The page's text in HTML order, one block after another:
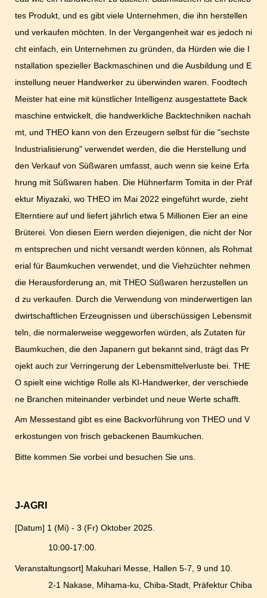
tes Produkt, und es gibt viele Unternehmen, die ihn herstellen
und verkaufen möchten. In der Vergangenheit war es jedoch ni
cht einfach, ein Unternehmen zu gründen, da Hürden wie die I
nstallation spezieller Backmaschinen und die Ausbildung und E
instellung neuer Handwerker zu überwinden waren. Foodtech
Meister hat eine mit künstlicher Intelligenz ausgestattete Back
maschine entwickelt, die handwerkliche Backtechniken nachah
mt, und THEO kann von den Erzeugern selbst für die "sechste
Industrialisierung" verwendet werden, die die Herstellung und
den Verkauf von Süßwaren umfasst, auch wenn sie keine Erfa
hrung mit Süßwaren haben. Die Hühnerfarm Tomita in der Präf
ektur Miyazaki, wo THEO im Mai 2022 eingeführt wurde, zieht
Elterntiere auf und liefert jährlich etwa 5 Millionen Eier an eine
Brüterei. Von diesen Eiern werden diejenigen, die nicht der Nor
m entsprechen und nicht versandt werden können, als Rohmat
erial für Baumkuchen verwendet, und die Viehzüchter nehmen
die Herausforderung an, mit THEO Süßwaren herzustellen un
d zu verkaufen. Durch die Verwendung von minderwertigen lan
dwirtschaftlichen Erzeugnissen und überschüssigen Lebensmit
teln, die normalerweise weggeworfen würden, als Zutaten für
Baumkuchen, die den Japanern gut bekannt sind, trägt das Pr
ojekt auch zur Verringerung der Lebensmittelverluste bei. THE
O spielt eine wichtige Rolle als KI-Handwerker, der verschiede
ne Branchen miteinander verbindet und neue Werte schafft.
Am Messestand gibt es eine Backvorführung von THEO und V
erkostungen von frisch gebackenen Baumkuchen.
Bitte kommen Sie vorbei und besuchen Sie uns.
J-AGRI
[Datum] 1 (Mi) - 3 (Fr) Oktober 2025.
10:00-17:00.
Veranstaltungsort] Makuhari Messe, Hallen 5-7, 9 und 10.
2-1 Nakase, Mihama-ku, Chiba-Stadt, Präfektur Chiba